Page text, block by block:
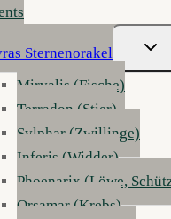
Sternenorakel
Mirvalis (Fische)
Terradon (Stier)
Sylphar (Zwillinge)
Inferis (Widder)
Phoenarix (Löwe,
Orsamar (Krebs)